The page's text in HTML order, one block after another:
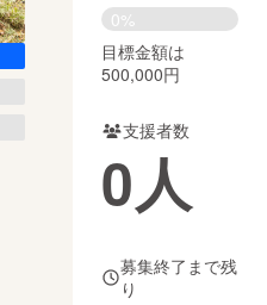
書籍・雑誌
チャレンジ
CAMPFIRE Creation
コミュニティ
0%
目標金額は
500,000円
支援者数
0人
募集終了まで残
り